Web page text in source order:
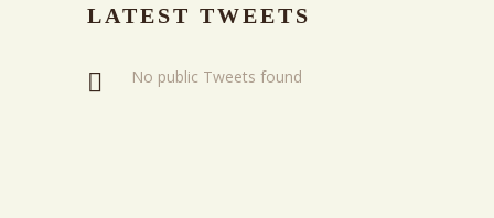
LATEST TWEETS
No public Tweets found